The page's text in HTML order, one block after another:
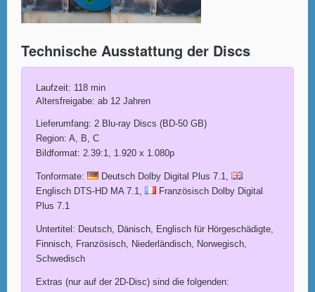
Technische Ausstattung der Discs
Laufzeit: 118 min
Altersfreigabe: ab 12 Jahren
Lieferumfang: 2 Blu-ray Discs (BD-50 GB)
Region: A, B, C
Bildformat: 2.39:1, 1.920 x 1.080p
Tonformate:
Deutsch Dolby Digital Plus 7.1,
Englisch DTS-HD MA 7.1,
Französisch Dolby Digital
Plus 7.1
Untertitel: Deutsch, Dänisch, Englisch für Hörgeschädigte,
Finnisch, Französisch, Niederländisch, Norwegisch,
Schwedisch
Extras (nur auf der 2D-Disc) sind die folgenden: